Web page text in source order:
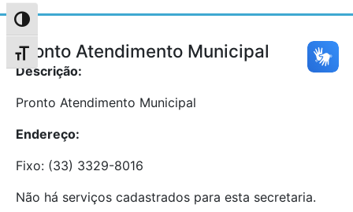
Alternar alto contraste
Alternar tamanho da fonte
Pronto Atendimento Municipal
Descrição:
Pronto Atendimento Municipal
Endereço:
Fixo: (33) 3329-8016
Não há serviços cadastrados para esta secretaria.